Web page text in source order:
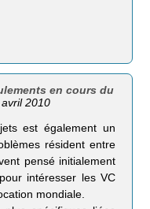
en cours du
avril 2010
est également un
résident entre
pensé initialement
intéresser les VC
mondiale.